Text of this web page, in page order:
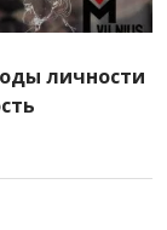
личности